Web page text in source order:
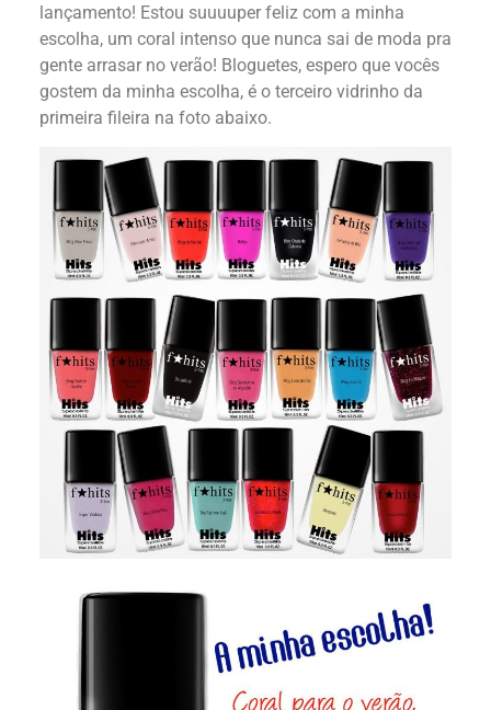
lançamento! Estou suuuuper feliz com a minha
escolha, um coral intenso que nunca sai de moda pra
gente arrasar no verão! Bloguetes, espero que vocês
gostem da minha escolha, é o terceiro vidrinho da
primeira fileira na foto abaixo.